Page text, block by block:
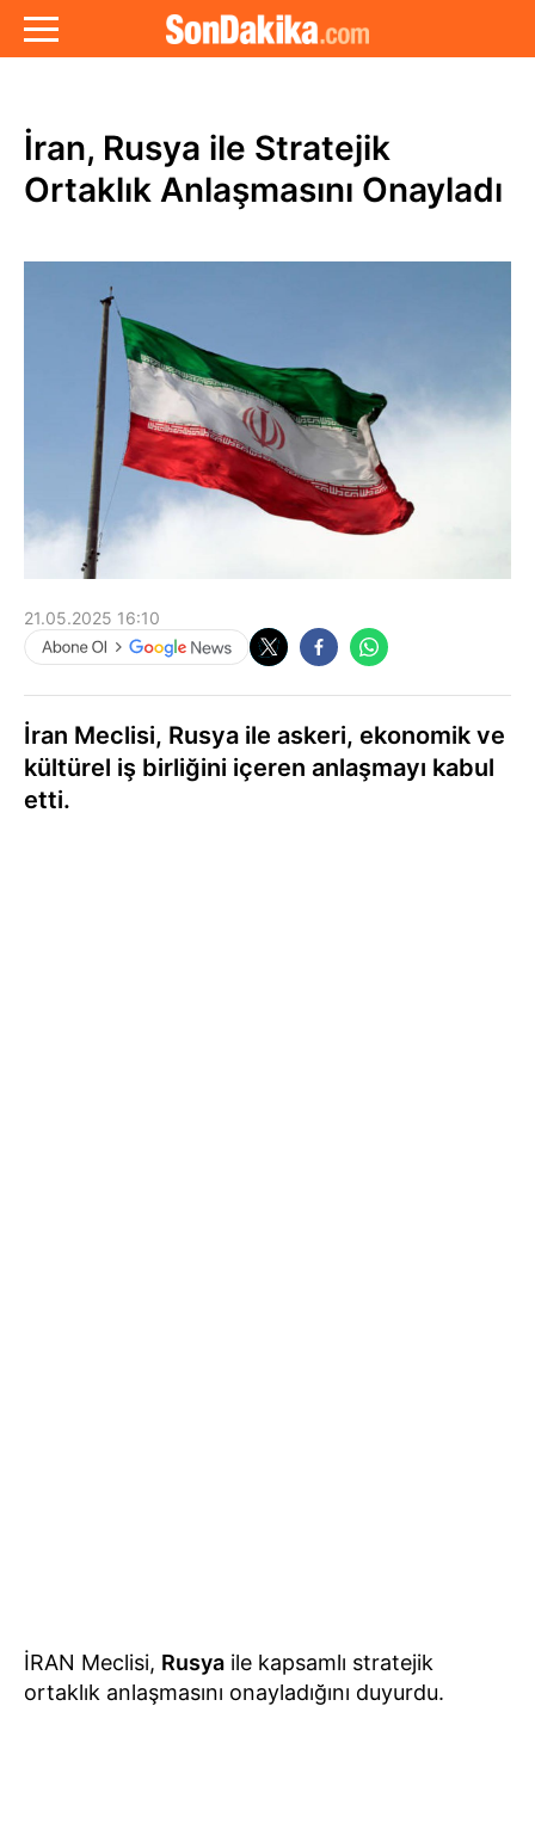
İran, Rusya ile Stratejik
Ortaklık Anlaşmasını Onayladı
21.05.2025 16:10
İran Meclisi, Rusya ile askeri, ekonomik ve
kültürel iş birliğini içeren anlaşmayı kabul
etti.
İRAN Meclisi, Rusya ile kapsamlı stratejik
ortaklık anlaşmasını onayladığını duyurdu.